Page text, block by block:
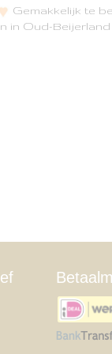
Gemakkelijk te
in Oud-Beijerland